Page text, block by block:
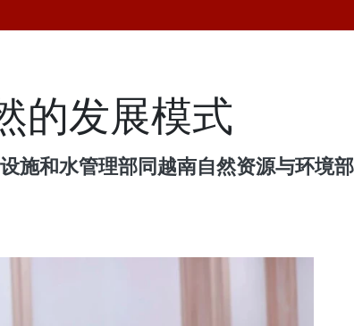
的发展模式
施和水管理部同越南自然资源与环境